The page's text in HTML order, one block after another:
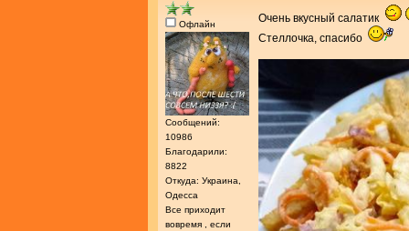
Офлайн
Сообщений:
10986
Благодарили:
8822
Откуда: Украина,
Одесса
Все приходит
вовремя , если
Очень вкусный салатик
Стеллочка, спасибо